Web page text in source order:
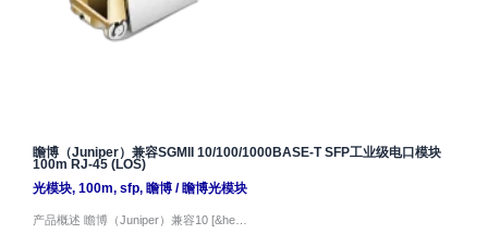
瞻博（Juniper）兼容SGMII 10/100/1000BASE-T SFP工业级电口模块
100m RJ-45 (LOS)
光模块, 100m, sfp, 瞻博/瞻博光模块
产品概述 瞻博（Juniper）兼容10 [&he…